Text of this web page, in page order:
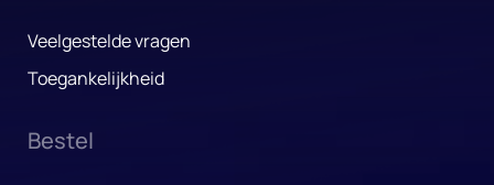
Veelgestelde vragen
Toegankelijkheid
Bestel